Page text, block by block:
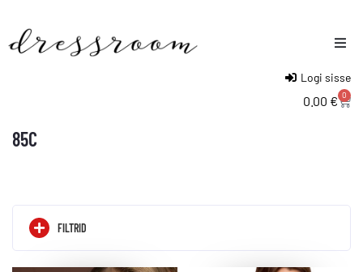
Logi sisse
0.00 € 0
85C
FILTRID